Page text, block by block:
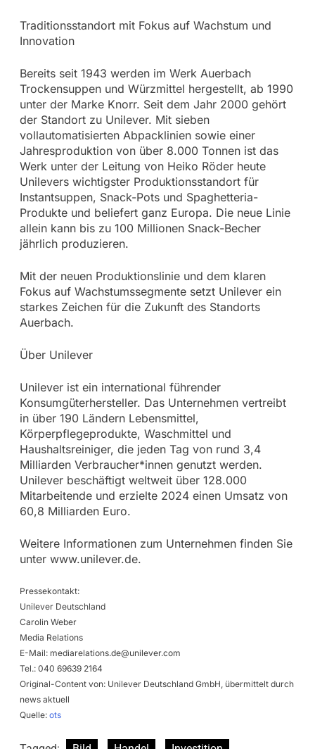
Traditionsstandort mit Fokus auf Wachstum und
Innovation
Bereits seit 1943 werden im Werk Auerbach
Trockensuppen und Würzmittel hergestellt, ab 1990
unter der Marke Knorr. Seit dem Jahr 2000 gehört
der Standort zu Unilever. Mit sieben
vollautomatisierten Abpacklinien sowie einer
Jahresproduktion von über 8.000 Tonnen ist das
Werk unter der Leitung von Heiko Röder heute
Unilevers wichtigster Produktionsstandort für
Instantsuppen, Snack-Pots und Spaghetteria-
Produkte und beliefert ganz Europa. Die neue Linie
allein kann bis zu 100 Millionen Snack-Becher
jährlich produzieren.
Mit der neuen Produktionslinie und dem klaren
Fokus auf Wachstumssegmente setzt Unilever ein
starkes Zeichen für die Zukunft des Standorts
Auerbach.
Über Unilever
Unilever ist ein international führender
Konsumgüterhersteller. Das Unternehmen vertreibt
in über 190 Ländern Lebensmittel,
Körperpflegeprodukte, Waschmittel und
Haushaltsreiniger, die jeden Tag von rund 3,4
Milliarden Verbraucher*innen genutzt werden.
Unilever beschäftigt weltweit über 128.000
Mitarbeitende und erzielte 2024 einen Umsatz von
60,8 Milliarden Euro.
Weitere Informationen zum Unternehmen finden Sie
unter www.unilever.de.
Pressekontakt:
Unilever Deutschland
Carolin Weber
Media Relations
E-Mail: mediarelations.de@unilever.com
Tel.: 040 69639 2164
Original-Content von: Unilever Deutschland GmbH, übermittelt durch
news aktuell
Quelle: ots